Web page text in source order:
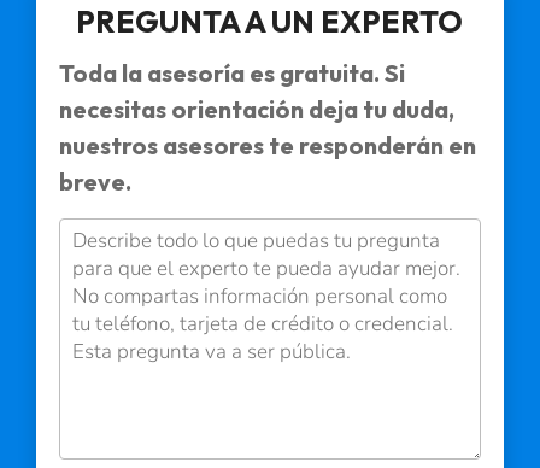
PREGUNTA A UN EXPERTO
Toda la asesoría es gratuita. Si
necesitas orientación deja tu duda,
nuestros asesores te responderán en
breve.